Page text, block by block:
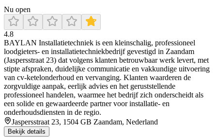
Nu open
4.8
BAYLAN Installatietechniek is een kleinschalig, professioneel
loodgieters- en installatietechniekbedrijf gevestigd in Zaandam
(Jaspersstraat 23) dat volgens klanten betrouwbaar werk levert, met
stipte afspraken, duidelijke communicatie en vakkundige uitvoering
van cv-ketelonderhoud en vervanging. Klanten waarderen de
zorgvuldige aanpak, eerlijk advies en het geruststellende
professioneel handelen, waarmee het bedrijf zich onderscheidt als
een solide en gewaardeerde partner voor installatie- en
onderhoudsdiensten in de regio.
Jaspersstraat 23, 1504 GB Zaandam, Nederland
Bekijk details